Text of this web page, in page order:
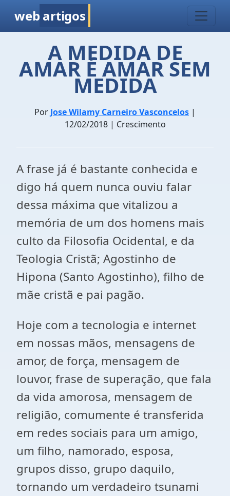
web artigos
A MEDIDA DE
AMAR É AMAR SEM
MEDIDA
Por Jose Wilamy Carneiro Vasconcelos |
12/02/2018 | Crescimento
A frase já é bastante conhecida e
digo há quem nunca ouviu falar
dessa máxima que vitalizou a
memória de um dos homens mais
culto da Filosofia Ocidental, e da
Teologia Cristã; Agostinho de
Hipona (Santo Agostinho), filho de
mãe cristã e pai pagão.
Hoje com a tecnologia e internet
em nossas mãos, mensagens de
amor, de força, mensagem de
louvor, frase de superação, que fala
da vida amorosa, mensagem de
religião, comumente é transferida
em redes sociais para um amigo,
um filho, namorado, esposa,
grupos disso, grupo daquilo,
tornando um verdadeiro tsunami